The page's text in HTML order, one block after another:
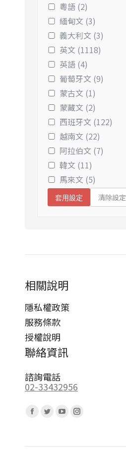
粵語 (2)
緬甸文 (3)
義大利文 (3)
英文 (1118)
英語 (4)
葡萄牙文 (9)
蒙古文 (1)
蒙藏文 (2)
西班牙文 (122)
越南文 (22)
阿拉伯文 (7)
韓文 (11)
馬來文 (5)
套用設定 清除設定
相關說明
隱私權政策
服務條款
授權說明
聯絡資訊
諮詢電話
02-33432956
Facebook
opens
Twitter
opens
YouTube
opens
Instagram
opens